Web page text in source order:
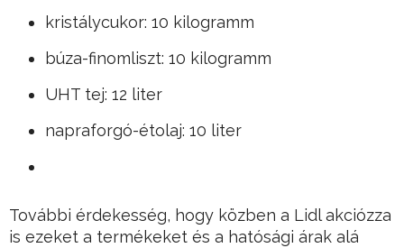
kristálycukor: 10 kilogramm
búza-finomliszt: 10 kilogramm
UHT tej: 12 liter
napraforgó-étolaj: 10 liter
További érdekesség, hogy közben a Lidl akciózza
is ezeket a termékeket és a hatósági árak alá